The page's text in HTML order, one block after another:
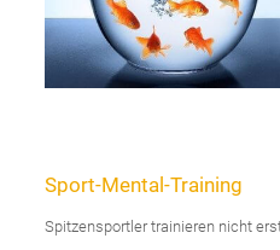
Sport-Mental-Training
Spitzensportler trainieren nicht